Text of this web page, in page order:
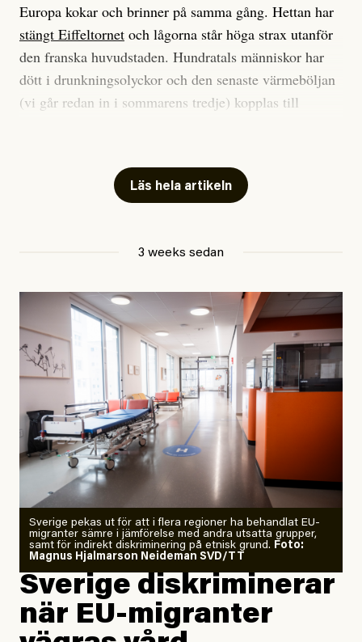
Europa kokar och brinner på samma gång. Hettan har
stängt Eiffeltornet och lågorna står höga strax utanför
den franska huvudstaden. Hundratals människor har
dött i drunkningsolyckor och den senaste värmeböljan
(vi går redan in i sommarens tredje) kopplas till
Har du också panik i hettan? Känns det som en
mardröm? Bra, allt annat vore fullständigt orimligt.
att han brukar vara ganska återhållsam när han
september 2023, när de globala temperaturerna för
månaden visade sig vara hela 0,5 °C varmare än någon
tidigare septembermånad – har han blivit chockad.
”Fram till i dag”, skriver han.
Årets El Niño kan bli den
starkaste som uppmätts
Zeke Hausfather är chockad igen efter att ha
analyserat hur de olika klimatmodellerna bedömer
läget för hur den begynnande El Niño-händelsen ska
utveckla sig. El Niño är ett återkommande
väderfenomen som uppstår när havsvattnet i delar av
Stilla havet blir ovanligt varmt. Det påverkar vädret
Läs hela artikeln
3 weeks sedan
Sverige pekas ut för att i flera regioner ha behandlat EU-
migranter sämre i jämförelse med andra utsatta grupper,
samt för indirekt diskriminering på etnisk grund. Foto:
Magnus Hjalmarson Neideman SVD/TT
Sverige diskriminerar
när EU-migranter